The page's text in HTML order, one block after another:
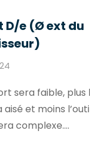
D/e (Ø ext du
sera faible, plus
et moins
complexe....